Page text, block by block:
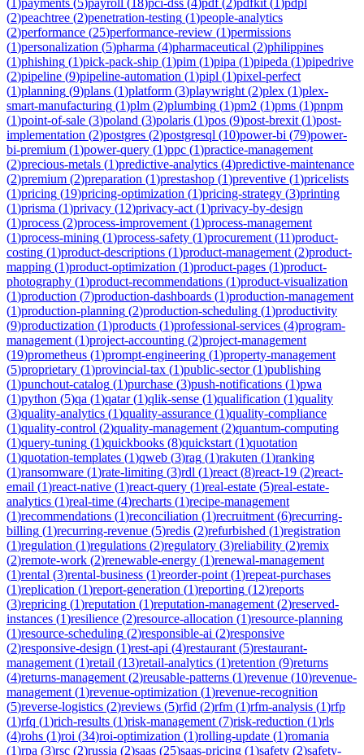
(2)peachtree (2)penetration-testing (1)people-analytics
(2)performance (25)performance-review (1)permissions
(1)personalization (5)pharma (4)pharmaceutical (2)philippines
(1)phishing (1)pick-pack-ship (1)pim (1)pipa (1)pipeda (1)pipedrive
(2)pipeline (9)pipeline-automation (1)pipl (1)pixel-perfect
(1)planning (9)plans (1)platform (3)playwright (2)plex (1)plex-
smart-manufacturing (1)plm (2)plumbing (1)pm2 (1)pms (1)pnpm
(1)point-of-sale (3)poland (3)polaris (1)pos (9)post-brexit (1)post-
implementation (2)postgres (2)postgresql (10)power-bi (79)power-
bi-premium (1)power-query (1)ppc (1)practice-management
(2)precious-metals (1)predictive-analytics (4)predictive-maintenance
(2)premium (2)preparation (1)prestashop (1)preventive (1)pricelists
(1)pricing (19)pricing-optimization (1)pricing-strategy (3)printing
(1)prisma (1)privacy (12)privacy-act (1)privacy-by-design
(1)process (2)process-improvement (1)process-management
(1)process-mining (1)process-safety (1)procurement (11)product-
costing (1)product-descriptions (1)product-management (2)product-
mapping (1)product-optimization (1)product-pages (1)product-
photography (1)product-recommendations (1)product-visualization
(1)production (7)production-dashboards (1)production-management
(1)production-planning (2)production-scheduling (1)productivity
(9)productization (1)products (1)professional-services (4)program-
management (1)project-accounting (2)project-management
(19)prometheus (1)prompt-engineering (1)property-management
(5)proprietary (1)provincial-tax (1)public-sector(1)publishing
(1)punchout-catalog (1)purchase (3)push-notifications (1)pwa
(1)python (5)qa (1)qatar(1)qlik-sense (1)qualification (1)quality
(3)quality-analytics (1)quality-assurance (1)quality-compliance
(1)quality-control (2)quality-management (2)quantum-computing
(1)query-tuning (1)quickbooks (8)quickstart (1)quotation
(1)quotation-templates (1)qweb (3)rag (1)rakuten (1)ranking
(1)ransomware (1)rate-limiting (3)rdl (1)react (8)react-19 (2)react-
email (1)react-native (1)react-query (1)real-estate (5)real-estate-
analytics (1)real-time (4)recharts (1)recipe-management
(1)recommendations (1)reconciliation (1)recruitment (6)recurring-
billing (1)recurring-revenue (5)redis (2)refurbished (1)registration
(1)regulation (1)regulations (2)regulatory (3)reliability (2)remix
(2)remote-work (2)renewable-energy (1)renewal-management
(1)rental (3)rental-business (1)reorder-point (1)repeat-purchases
(1)replication (1)report-generation (1)reporting (12)reports
(3)repricing (1)reputation (1)reputation-management (2)reserved-
instances (1)resilience (2)resource-allocation (1)resource-planning
(1)resource-scheduling (2)responsible-ai (2)responsive
(2)responsive-design (1)rest-api (4)restaurant (5)restaurant-
management (1)retail (13)retail-analytics (1)retention (9)returns
(4)returns-management (2)reusable-patterns (1)revenue (10)revenue-
management (1)revenue-optimization (1)revenue-recognition
(5)reverse-logistics (2)reviews (5)rfid (2)rfm (1)rfm-analysis (1)rfp
(1)rfq (1)rich-results (1)risk-management (7)risk-reduction (1)rls
(4)rohs (1)roi (34)roi-optimization (1)rolling-update (1)romania
(1)rpa (3)rsc (2)russia (2)saas (25)saas-pricing (1)safety (2)safety-